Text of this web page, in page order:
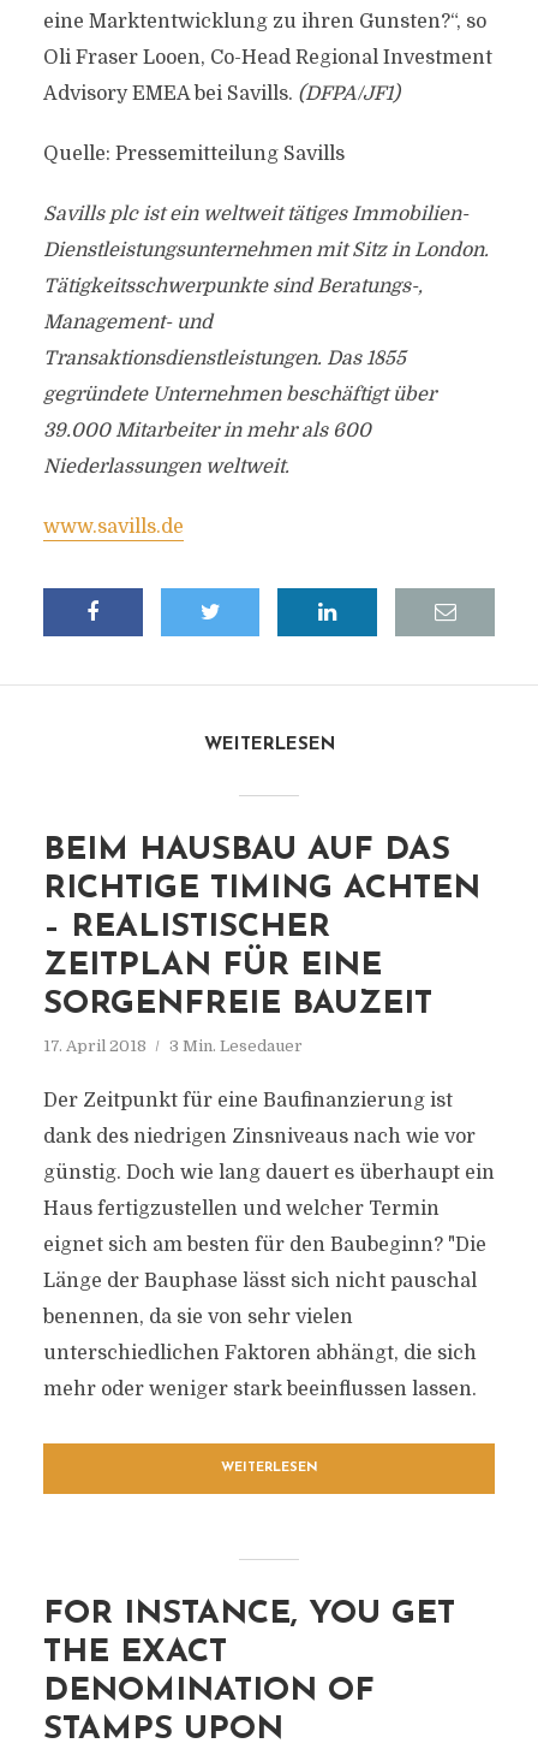
eine Marktentwicklung zu ihren Gunsten?“, so
Oli Fraser Looen, Co-Head Regional Investment
Advisory EMEA bei Savills. (DFPA/JF1)
Quelle: Pressemitteilung Savills
Savills plc ist ein weltweit tätiges Immobilien-
Dienstleistungsunternehmen mit Sitz in London.
Tätigkeitsschwerpunkte sind Beratungs-,
Management- und
Transaktionsdienstleistungen. Das 1855
gegründete Unternehmen beschäftigt über
39.000 Mitarbeiter in mehr als 600
Niederlassungen weltweit.
www.savills.de
WEITERLESEN
BEIM HAUSBAU AUF DAS
RICHTIGE TIMING ACHTEN
– REALISTISCHER
ZEITPLAN FÜR EINE
SORGENFREIE BAUZEIT
17. April 2018 3 Min. Lesedauer
Der Zeitpunkt für eine Baufinanzierung ist
dank des niedrigen Zinsniveaus nach wie vor
günstig. Doch wie lang dauert es überhaupt ein
Haus fertigzustellen und welcher Termin
eignet sich am besten für den Baubeginn? "Die
Länge der Bauphase lässt sich nicht pauschal
benennen, da sie von sehr vielen
unterschiedlichen Faktoren abhängt, die sich
mehr oder weniger stark beeinflussen lassen.
WEITERLESEN
FOR INSTANCE, YOU GET
THE EXACT
DENOMINATION OF
STAMPS UPON